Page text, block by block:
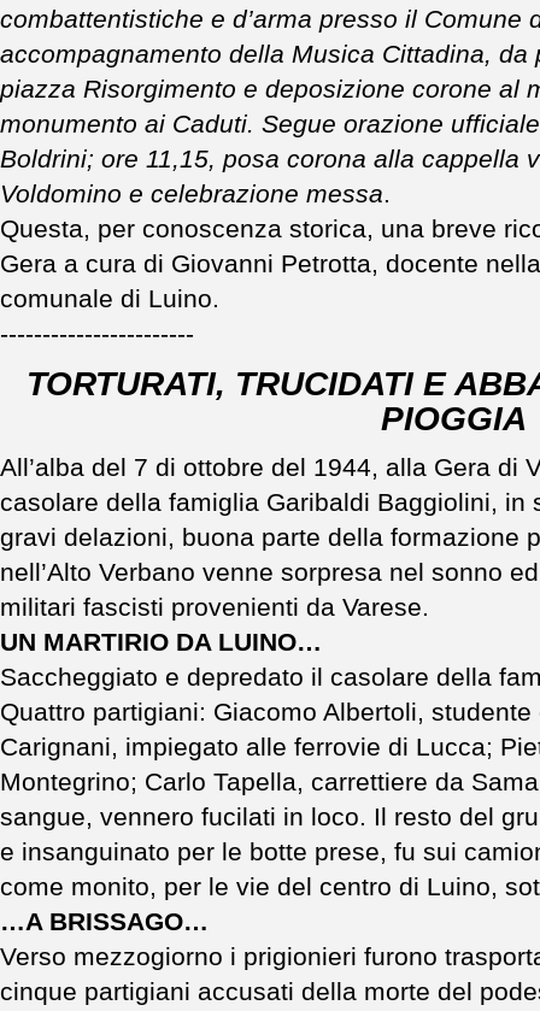
combattentistiche e d’arma presso il Comune
accompagnamento della Musica Cittadina,
piazza Risorgimento e deposizione corone al
monumento ai Caduti. Segue orazione
Boldrini; ore 11,15, posa corona alla cappella
Voldomino e celebrazione messa.
Questa, per conoscenza storica, una breve
Gera a cura di Giovanni Petrotta, docente
comunale di Luino.
-----------------------
TORTURATI, TRUCIDATI E
PIOGGIA
All’alba del 7 di ottobre del 1944, alla Gera di
casolare della famiglia Garibaldi Baggiolini,
gravi delazioni, buona parte della formazione
nell’Alto Verbano venne sorpresa nel sonno
militari fascisti provenienti da Varese.
UN MARTIRIO DA LUINO…
Saccheggiato e depredato il casolare della
Quattro partigiani: Giacomo Albertoli,
Carignani, impiegato alle ferrovie di Lucca;
Montegrino; Carlo Tapella, carrettiere da
sangue, vennero fucilati in loco. Il resto del
e insanguinato per le botte prese, fu sui
come monito, per le vie del centro di Luino,
…A BRISSAGO…
Verso mezzogiorno i prigionieri furono
cinque partigiani accusati della morte del